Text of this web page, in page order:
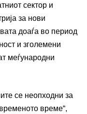
сектор и
за нови
доаѓа во период
и зголемени
меѓународни
се неопходни за
време“,